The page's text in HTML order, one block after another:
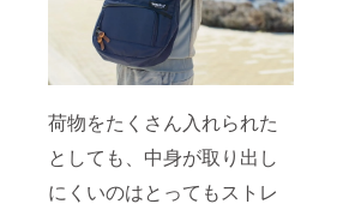
荷物をたくさん入れられた
としても、中身が取り出し
にくいのはとってもストレ